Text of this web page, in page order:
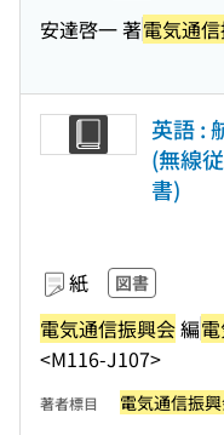
安達啓一 著電気通
英語 :
(無線
書)
紙 図書
電気通信振興会編
<M116-J107>
著者標目 電気通信振